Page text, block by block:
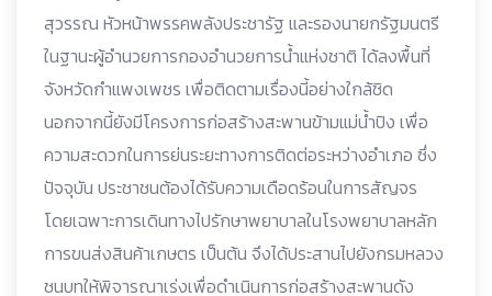
สุวรรณ หัวหน้าพรรคพลังประชารัฐ และรองนายกรัฐมนตรี
ในฐานะผู้อำนวยการกองอำนวยการน้ำแห่งชาติ ได้ลงพื้นที่
จังหวัดกำแพงเพชร เพื่อติดตามเรื่องนี้อย่างใกล้ชิด
นอกจากนี้ยังมีโครงการก่อสร้างสะพานข้ามแม่น้ำปิง เพื่อ
ความสะดวกในการย่นระยะทางการติดต่อระหว่างอำเภอ ซึ่ง
ปัจจุบัน ประชาชนต้องได้รับความเดือดร้อนในการสัญจร
โดยเฉพาะการเดินทางไปรักษาพยาบาลในโรงพยาบาลหลัก
การขนส่งสินค้าเกษตร เป็นต้น จึงได้ประสานไปยังกรมหลวง
ชนบทให้พิจารณาเร่งเพื่อดำเนินการก่อสร้างสะพานดัง